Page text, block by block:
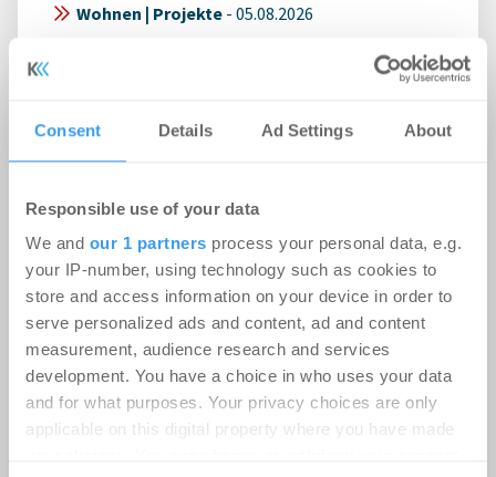
Consent Details Ad Settings About
Responsible use of your data
We and our 1 partners process your personal data, e.g.
your IP-number, using technology such as cookies to
store and access information on your device in order to
serve personalized ads and content, ad and content
measurement, audience research and services
development. You have a choice in who uses your data
and for what purposes. Your privacy choices are only
applicable on this digital property where you have made
Wohnen | Projekte - 05.08.2026
DLA Piper berät Ginkgo bei der Gründung eines